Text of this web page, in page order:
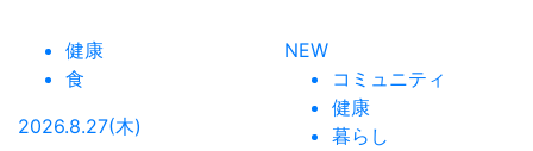
健康
食
2026.8.27(木)
NEW
コミュニティ
健康
暮らし